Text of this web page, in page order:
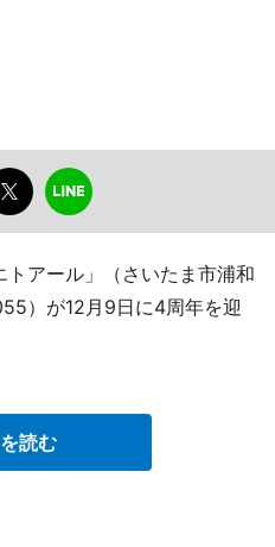
アール」（さいたま市浦和
）が12月9日に4周年を迎
読む